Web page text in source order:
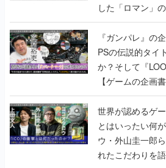
PSの伝説的タイ
か？そして『
【ゲームの企画
世界が認めるゲ
とはいったい何
ウ・外山圭一郎
れたこだわりを
画書】
【ゲームの企画
上げたのは反骨